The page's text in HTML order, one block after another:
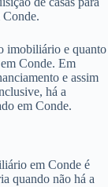
Conde.
imobiliário e quanto
Conde. Em
e assim
há a
em Conde.
em Conde é
quando não há a